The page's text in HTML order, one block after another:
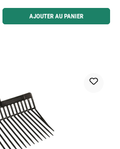
ou utilisez les boutons pour augmenter ou
AJOUTER AU PANIER